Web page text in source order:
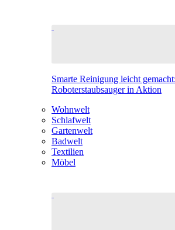
Smarte Reinigung leicht
Roboterstaubsauger in Aktion
Wohnwelt
Schlafwelt
Gartenwelt
Badwelt
Textilien
Möbel